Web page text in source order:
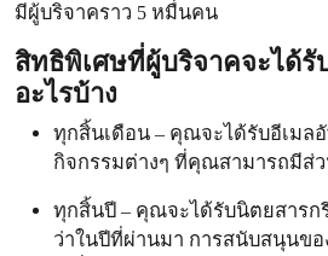
มีผู้บริจาคราว 5 หมื่นคน
สิทธิพิเศษที่ผู้บริจาคจะได้
อะไรบ้าง
ทุกสิ้นเดือน – คุณจะได้รับอีเมล
กิจกรรมต่างๆ ที่คุณสามารถมีส่
ทุกสิ้นปี – คุณจะได้รับนิตยสารก
ว่าในปีที่ผ่านมา การสนับสนุนข